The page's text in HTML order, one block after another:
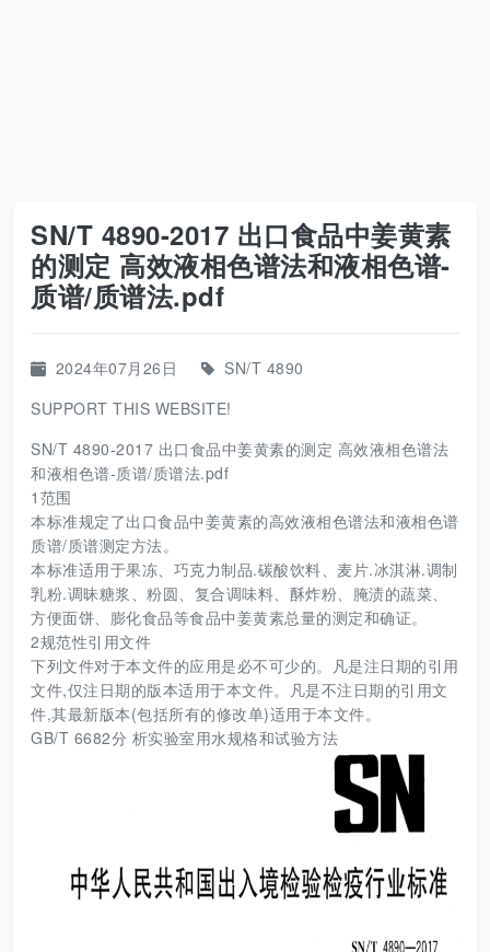
SN/T 4890-2017 出口食品中姜黄素
的测定 高效液相色谱法和液相色谱-
质谱/质谱法.pdf
2024年07月26日
SN/T 4890
SUPPORT THIS WEBSITE!
SN/T 4890-2017 出口食品中姜黄素的测定 高效液相色谱法
和液相色谱-质谱/质谱法.pdf
1范围
本标准规定了出口食品中姜黄素的高效液相色谱法和液相色谱
质谱/质谱测定方法。
本标准适用于果冻、巧克力制品.碳酸饮料、麦片.冰淇淋.调制
乳粉.调昧糖浆、粉圆、复合调味料、酥炸粉、腌渍的蔬菜、
方便面饼、膨化食品等食品中姜黄素总量的测定和确证。
2规范性引用文件
下列文件对于本文件的应用是必不可少的。凡是注日期的引用
文件,仅注日期的版本适用于本文件。凡是不注日期的引用文
件,其最新版本(包括所有的修改单)适用于本文件。
GB/T 6682分 析实验室用水规格和试验方法